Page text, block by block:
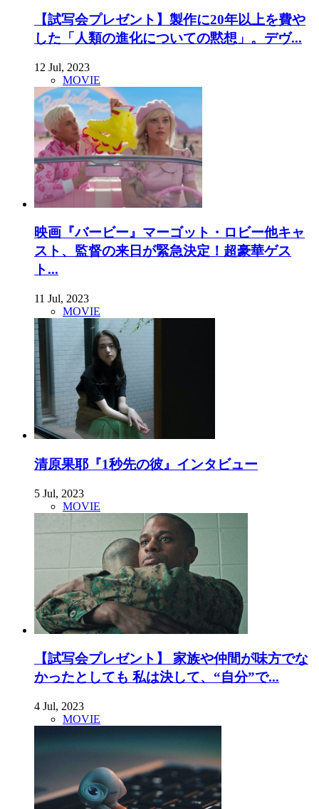
【試写会プレゼント】製作に20年以上を費や
した「人類の進化についての黙想」。デヴ...
12 Jul, 2023
MOVIE
映画『バービー』マーゴット・ロビー他キャ
スト、監督の来日が緊急決定！超豪華ゲス
ト...
11 Jul, 2023
MOVIE
清原果耶『1秒先の彼』インタビュー
5 Jul, 2023
MOVIE
【試写会プレゼント】 家族や仲間が味方でな
かったとしても 私は決して、“自分”で...
4 Jul, 2023
MOVIE